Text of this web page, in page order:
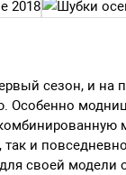
сезон, и на
Особенно
и
своей